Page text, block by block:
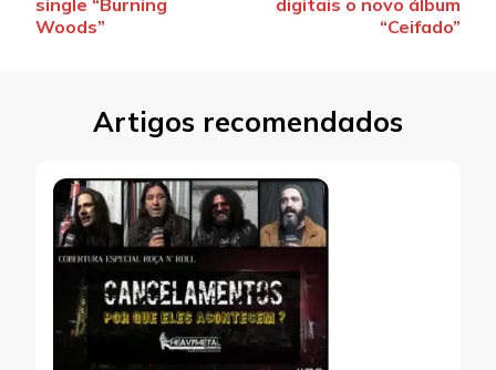
Woods”
“Ceifado”
Artigos recomendados